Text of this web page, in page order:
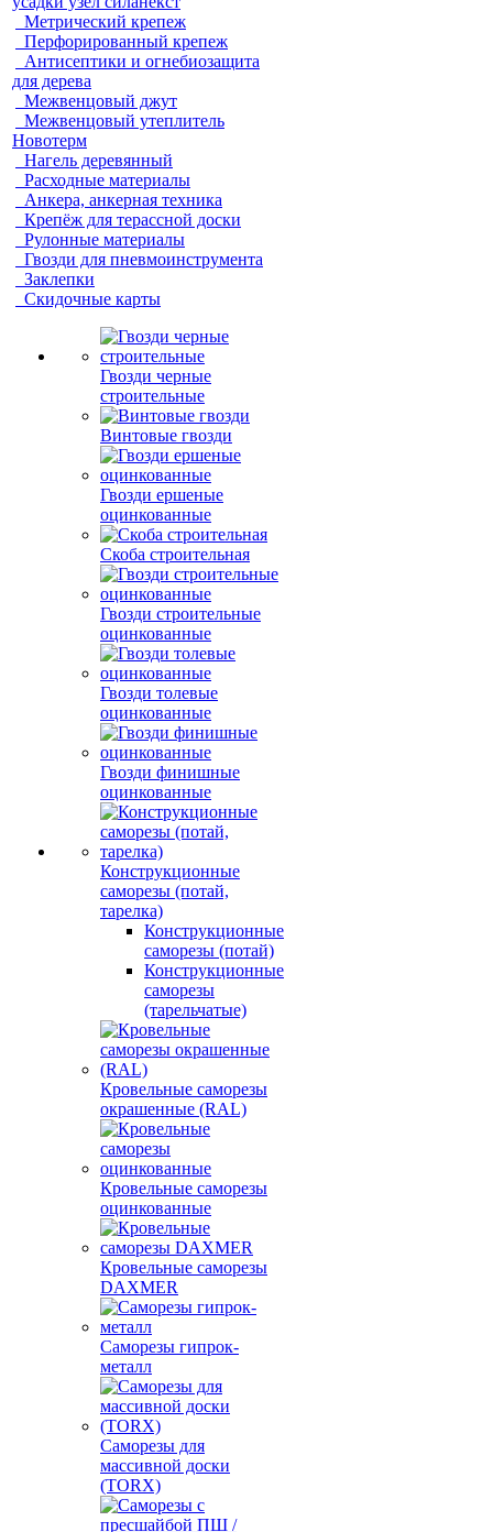
Метрический крепеж
Перфорированный крепеж
Антисептики и огнебиозащита
для дерева
Межвенцовый джут
Межвенцовый утеплитель
Новотерм
Нагель деревянный
Расходные материалы
Анкера, анкерная техника
Крепёж для терассной доски
Рулонные материалы
Гвозди для пневмоинструмента
Заклепки
Скидочные карты
Гвозди черные
строительные
Винтовые гвозди
Гвозди ершеные
оцинкованные
Скоба строительная
Гвозди строительные
оцинкованные
Гвозди толевые
оцинкованные
Гвозди финишные
оцинкованные
Конструкционные
саморезы (потай,
тарелка)
Конструкционные
саморезы (потай)
Конструкционные
саморезы
(тарельчатые)
Кровельные саморезы
окрашенные (RAL)
Кровельные саморезы
оцинкованные
Кровельные саморезы
DAXMER
Саморезы гипрок-
металл
Саморезы для
массивной доски
(TORX)